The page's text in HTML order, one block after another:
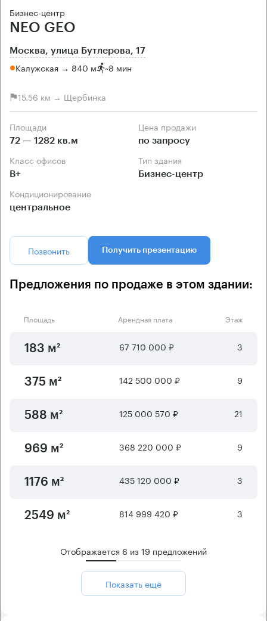
Бизнес-центр
NEO GEO
Москва, улица Бутлерова, 17
Калужская → 840 м ~8 мин
15.56 км → Щербинка
Площади
72 — 1282 кв.м
Цена продажи
по запросу
Класс офисов
B+
Тип здания
Бизнес-центр
Кондиционирование
центральное
Позвонить Получить презентацию
Предложения по продаже в этом здании:
Площадь Арендная плата Этаж
183 м² 67 710 000 ₽ 3
375 м² 142 500 000 ₽ 9
588 м² 125 000 570 ₽ 21
969 м² 368 220 000 ₽ 9
1176 м² 435 120 000 ₽ 3
2549 м² 814 999 420 ₽ 3
Отображается 6 из19 предложений
Показать ещё